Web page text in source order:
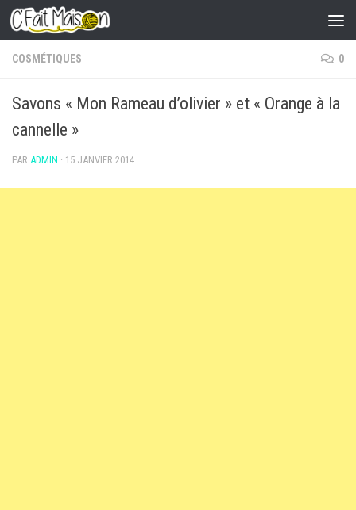
Skip to content
COSMÉTIQUES 0
Savons « Mon Rameau d’olivier » et « Orange à la
cannelle »
PAR ADMIN · 15 JANVIER 2014